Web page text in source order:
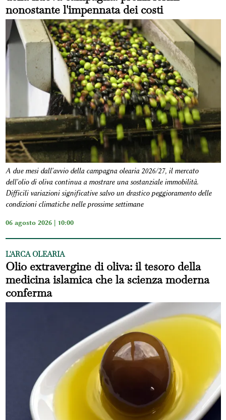
nonostante l'impennata dei costi
A due mesi dall'avvio della campagna olearia 2026/27, il mercato
dell'olio di oliva continua a mostrare una sostanziale immobilità.
Difficili variazioni significative salvo un drastico peggioramento delle
condizioni climatiche nelle prossime settimane
06 agosto 2026 | 10:00
L'ARCA OLEARIA
Olio extravergine di oliva: il tesoro della
medicina islamica che la scienza moderna
conferma